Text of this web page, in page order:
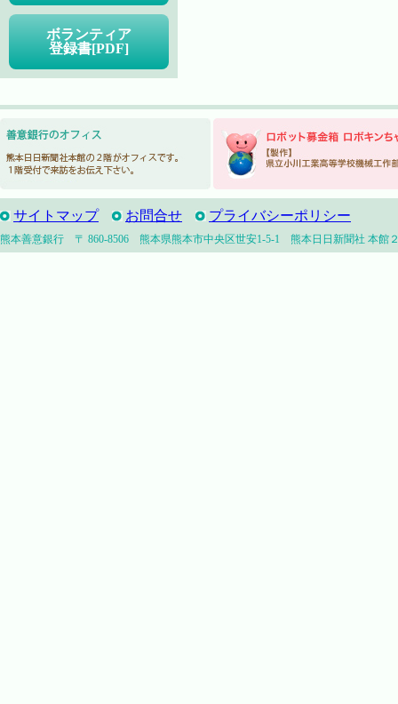
ボランティア
登録書[PDF]
サイトマップ お問合せ プライバシーポリシー
熊本善意銀行 〒 860-8506 熊本県熊本市中央区世安1-5-1 熊本日日新聞社 本館